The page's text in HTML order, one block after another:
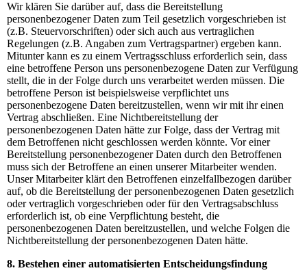
Wir klären Sie darüber auf, dass die Bereitstellung
personenbezogener Daten zum Teil gesetzlich vorgeschrieben ist
(z.B. Steuervorschriften) oder sich auch aus vertraglichen
Regelungen (z.B. Angaben zum Vertragspartner) ergeben kann.
Mitunter kann es zu einem Vertragsschluss erforderlich sein, dass
eine betroffene Person uns personenbezogene Daten zur Verfügung
stellt, die in der Folge durch uns verarbeitet werden müssen. Die
betroffene Person ist beispielsweise verpflichtet uns
personenbezogene Daten bereitzustellen, wenn wir mit ihr einen
Vertrag abschließen. Eine Nichtbereitstellung der
personenbezogenen Daten hätte zur Folge, dass der Vertrag mit
dem Betroffenen nicht geschlossen werden könnte. Vor einer
Bereitstellung personenbezogener Daten durch den Betroffenen
muss sich der Betroffene an einen unserer Mitarbeiter wenden.
Unser Mitarbeiter klärt den Betroffenen einzelfallbezogen darüber
auf, ob die Bereitstellung der personenbezogenen Daten gesetzlich
oder vertraglich vorgeschrieben oder für den Vertragsabschluss
erforderlich ist, ob eine Verpflichtung besteht, die
personenbezogenen Daten bereitzustellen, und welche Folgen die
Nichtbereitstellung der personenbezogenen Daten hätte.
8. Bestehen einer automatisierten Entscheidungsfindung